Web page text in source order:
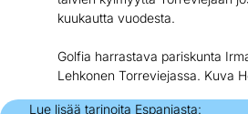
kuukautta vuodesta.
Golfia harrastava pariskunta
Lehkonen Torreviejassa. Kuva
Lue lisää tarinoita Espanjasta: